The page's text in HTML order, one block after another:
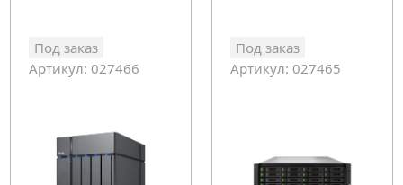
Под заказ
Артикул: 027466
Под заказ
Артикул: 027465